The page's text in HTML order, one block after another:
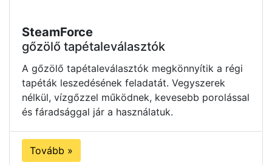
SteamForce
gőzölő tapétaleválasztók
A gőzölő tapétaleválasztók megkönnyítik a régi
tapéták leszedésének feladatát. Vegyszerek
nélkül, vízgőzzel működnek, kevesebb porolással
és fáradsággal jár a használatuk.
Tovább »